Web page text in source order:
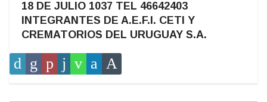
18 DE JULIO 1037 TEL 46642403
INTEGRANTES DE A.E.F.I. CETI Y
CREMATORIOS DEL URUGUAY S.A.